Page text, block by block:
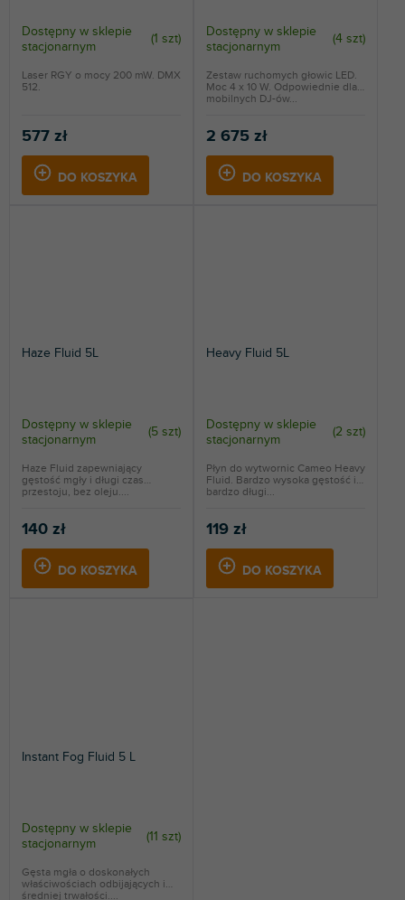
Dostępny w sklepie
stacjonarnym
(1 szt)
577 zł
DO KOSZYKA
Laser RGY o mocy 200 mW. DMX
512.
Dostępny w sklepie
stacjonarnym
(4 szt)
2 675 zł
DO KOSZYKA
Zestaw ruchomych głowic LED.
Moc 4 x 10 W. Odpowiednie dla
mobilnych DJ-ów...
Haze Fluid 5L
Dostępny w sklepie
stacjonarnym
(5 szt)
140 zł
DO KOSZYKA
Haze Fluid zapewniający
gęstość mgły i długi czas
przestoju, bez oleju....
Heavy Fluid 5L
Dostępny w sklepie
stacjonarnym
(2 szt)
119 zł
DO KOSZYKA
Płyn do wytwornic Cameo Heavy
Fluid. Bardzo wysoka gęstość i
bardzo długi...
Instant Fog Fluid 5 L
Dostępny w sklepie
stacjonarnym
(11 szt)
Gęsta mgła o doskonałych
właściwościach odbijających i
średniej trwałości....